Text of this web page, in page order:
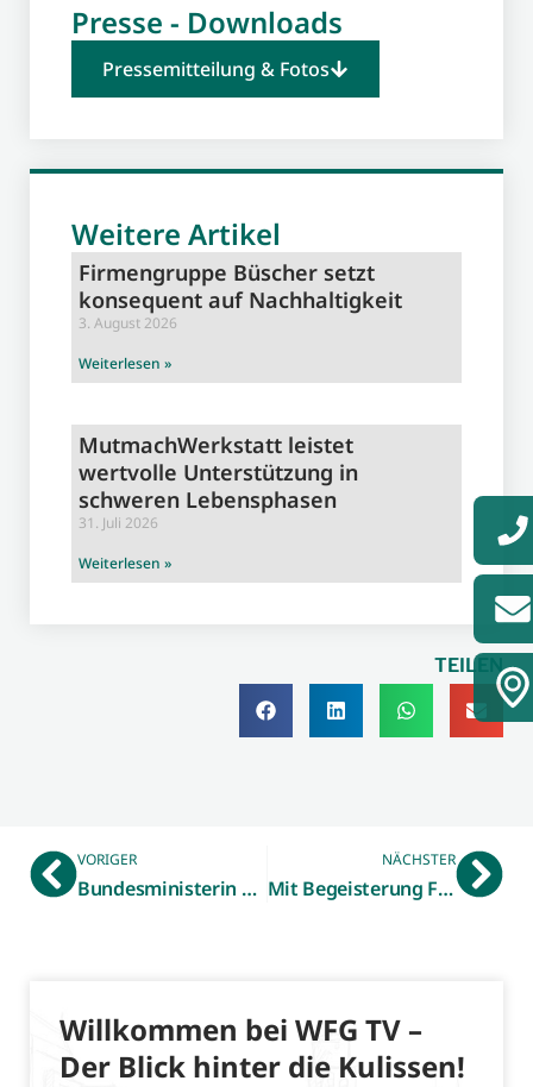
Presse - Downloads
Pressemitteilung & Fotos
Weitere Artikel
Firmengruppe Büscher setzt
konsequent auf Nachhaltigkeit
3. August 2026
Weiterlesen »
MutmachWerkstatt leistet
wertvolle Unterstützung in
schweren Lebensphasen
31. Juli 2026
Weiterlesen »
TEILEN
VORIGER
Bundesministerin Karliczek informiert sich über Bionik in Wissenschaft und Anwendung
NÄCHSTER
Mit Begeisterung Fachhochschulluft geschnuppert – Schülerinnen und Schüler nutzen Chancen des „Dualen Orientierungspraktikums“
Willkommen bei WFG TV –
Der Blick hinter die Kulissen!